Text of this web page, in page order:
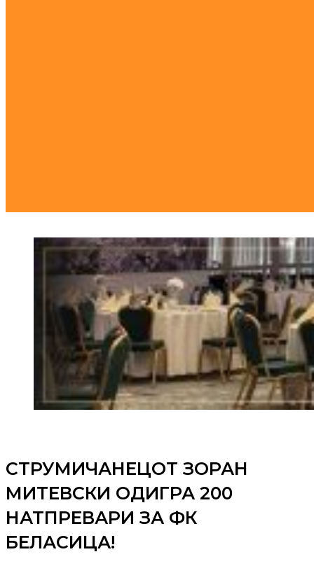
СТРУМИЧАНЕЦОТ ЗОРАН
МИТЕВСКИ ОДИГРА 200
НАТПРЕВАРИ ЗА ФК
БЕЛАСИЦА!